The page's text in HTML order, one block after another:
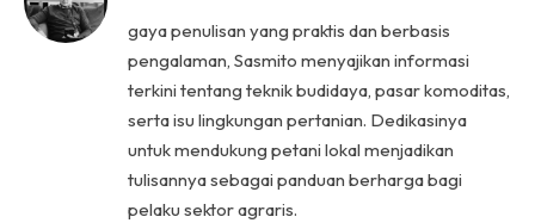
gaya penulisan yang praktis dan berbasis
pengalaman, Sasmito menyajikan informasi
terkini tentang teknik budidaya, pasar komoditas,
serta isu lingkungan pertanian. Dedikasinya
untuk mendukung petani lokal menjadikan
tulisannya sebagai panduan berharga bagi
pelaku sektor agraris.